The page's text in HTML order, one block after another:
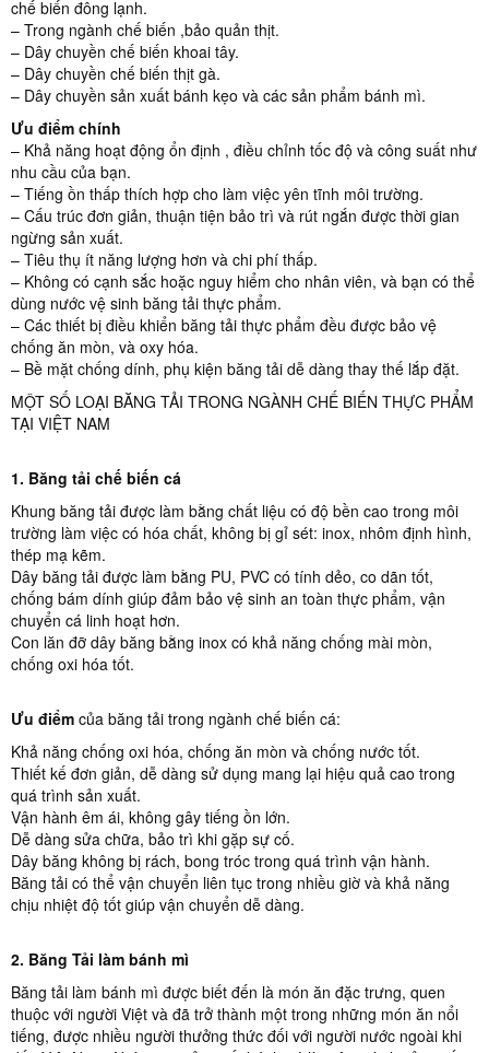
chế biến đông lạnh.
– Trong ngành chế biến ,bảo quản thịt.
– Dây chuyền chế biến khoai tây.
– Dây chuyền chế biến thịt gà.
– Dây chuyền sản xuất bánh kẹo và các sản phẩm bánh mì.
Ưu điểm chính
– Khả năng hoạt động ổn định , điều chỉnh tốc độ và công suất như
nhu cầu của bạn.
– Tiếng ồn thấp thích hợp cho làm việc yên tĩnh môi trường.
– Cấu trúc đơn giản, thuận tiện bảo trì và rút ngắn được thời gian
ngừng sản xuất.
– Tiêu thụ ít năng lượng hơn và chi phí thấp.
– Không có cạnh sắc hoặc nguy hiểm cho nhân viên, và bạn có thể
dùng nước vệ sinh băng tải thực phẩm.
– Các thiết bị điều khiển băng tải thực phẩm đều được bảo vệ
chống ăn mòn, và oxy hóa.
– Bề mặt chống dính, phụ kiện băng tải dễ dàng thay thế lắp đặt.
MỘT SỐ LOẠI BĂNG TẢI TRONG NGÀNH CHẾ BIẾN THỰC PHẨM
TẠI VIỆT NAM
1. Băng tải chế biến cá
Khung băng tải được làm bằng chất liệu có độ bền cao trong môi
trường làm việc có hóa chất, không bị gỉ sét: inox, nhôm định hình,
thép mạ kẽm.
Dây băng tải được làm bằng PU, PVC có tính dẻo, co dãn tốt,
chống bám dính giúp đảm bảo vệ sinh an toàn thực phẩm, vận
chuyển cá linh hoạt hơn.
Con lăn đỡ dây băng bằng inox có khả năng chống mài mòn,
chống oxi hóa tốt.
Ưu điểm của băng tải trong ngành chế biến cá:
Khả năng chống oxi hóa, chống ăn mòn và chống nước tốt.
Thiết kế đơn giản, dễ dàng sử dụng mang lại hiệu quả cao trong
quá trình sản xuất.
Vận hành êm ái, không gây tiếng ồn lớn.
Dễ dàng sửa chữa, bảo trì khi gặp sự cố.
Dây băng không bị rách, bong tróc trong quá trình vận hành.
Băng tải có thể vận chuyển liên tục trong nhiều giờ và khả năng
chịu nhiệt độ tốt giúp vận chuyển dễ dàng.
2. Băng Tải làm bánh mì
Băng tải làm bánh mì được biết đến là món ăn đặc trưng, quen
thuộc với người Việt và đã trở thành một trong những món ăn nổi
tiếng, được nhiều người thưởng thức đối với người nước ngoài khi